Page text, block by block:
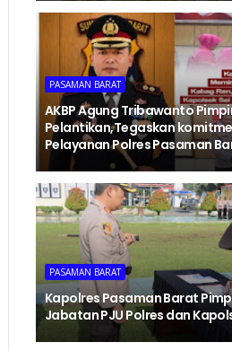
PASAMAN BARAT
AKBP Agung Tribawanto
Pelantikan,Tegaskan
Pelayanan Polres Pasaman
PASAMAN BARAT
Kapolres Pasaman Barat
Jabatan PJU Polres dan